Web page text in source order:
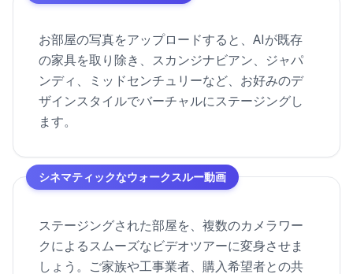
お部屋の写真をアップロードすると、AIが既存
の家具を取り除き、スカンジナビアン、ジャパ
ンディ、ミッドセンチュリーなど、お好みのデ
ザインスタイルでバーチャルにステージングし
ます。
シネマティックなウォークスルー動画
ステージングされた部屋を、複数のカメラワー
クによるスムーズなビデオツアーに変身させま
しょう。ご家族や工事業者、購入希望者との共